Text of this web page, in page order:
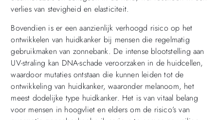
verlies van stevigheid en elasticiteit.
Bovendien is er een aanzienlijk verhoogd risico op het
ontwikkelen van huidkanker bij mensen die regelmatig
gebruikmaken van zonnebank. De intense blootstelling aan
UV-straling kan DNA-schade veroorzaken in de huidcellen,
waardoor mutaties ontstaan die kunnen leiden tot de
ontwikkeling van huidkanker, waaronder melanoom, het
meest dodelijke type huidkanker. Het is van vitaal belang
voor mensen in hoogvliet en elders om de risico’s van